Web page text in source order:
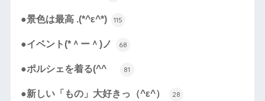
●景色は最高 .(*^ε^*) 115
●イベント(*＾ー＾)ノ 68
●ポルシェを着る(^^ゞ 81
●新しい「もの」大好きっ（^ε^） 28